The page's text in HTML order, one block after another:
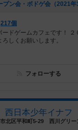
プン会・ボドゲ会（2021年
217個
ドゲームカフェです！ ２
しくお願いします。
フォローする
西日本少年イナフ
市北区平和町5-29 西川グリー